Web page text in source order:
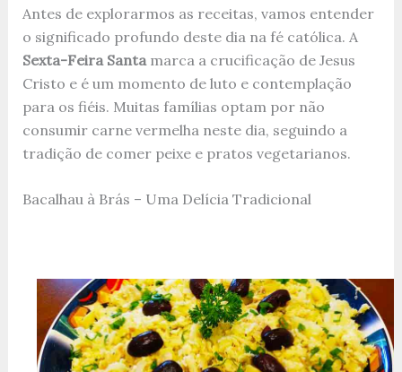
Antes de explorarmos as receitas, vamos entender
o significado profundo deste dia na fé católica. A
Sexta-Feira Santamarca a crucificação de Jesus
Cristo e é um momento de luto e contemplação
para os fiéis. Muitas famílias optam por não
consumir carne vermelha neste dia, seguindo a
tradição de comer peixe e pratos vegetarianos.
Bacalhau à Brás – Uma Delícia Tradicional